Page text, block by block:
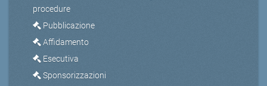
procedure
Pubblicazione
Affidamento
Esecutiva
Sponsorizzazioni